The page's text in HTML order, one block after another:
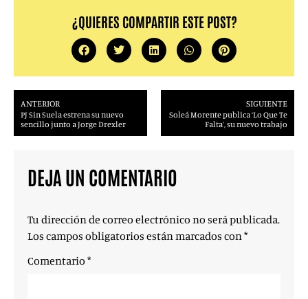
¿QUIERES COMPARTIR ESTE POST?
ANTERIOR
PJ Sin Suela estrena su nuevo
sencillo junto a Jorge Drexler
SIGUIENTE
Soleá Morente publica ‘Lo Que Te
Falta’, su nuevo trabajo
DEJA UN COMENTARIO
Tu dirección de correo electrónico no será publicada.
Los campos obligatorios están marcados con*
Comentario *